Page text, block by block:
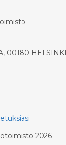
00180 HELSINKI
2026